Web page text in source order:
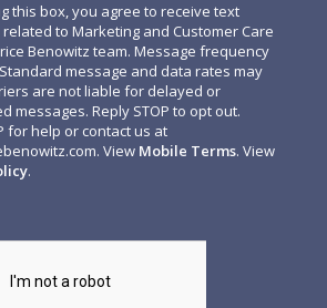
this box, you agree to receive text
to Marketing and Customer Care
Benowitz team. Message frequency
message and data rates may
are not liable for delayed or
messages. Reply STOP to opt out.
for help or contact us at
. View Mobile Terms. View
.